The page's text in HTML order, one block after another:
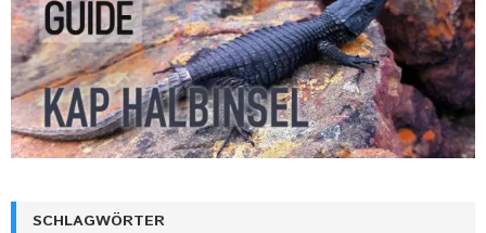
SCHLAGWÖRTER